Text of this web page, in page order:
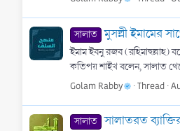
সালাত মুসল্লী ইমামের
ইমাম ইবনু রজব (রহিমাহুল্লাহ)
কতিপয় শাইখ বলেন, সালাত
Golam Rabby Thread
সালাত সালাতরত